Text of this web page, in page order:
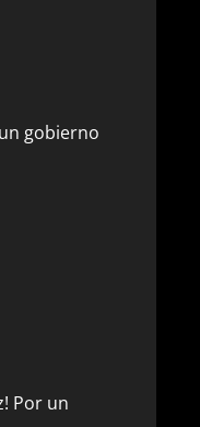
gobierno
Por un